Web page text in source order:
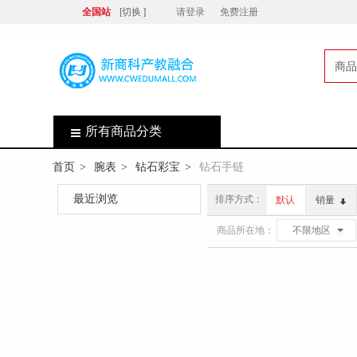
全国站 [切换 ] 请登录 免费注册
商品
所有商品分类
首页 > 腕表 > 钻石彩宝 > 钻石手链
最近浏览 排序方式： 默认 销量
商品所在地： 不限地区